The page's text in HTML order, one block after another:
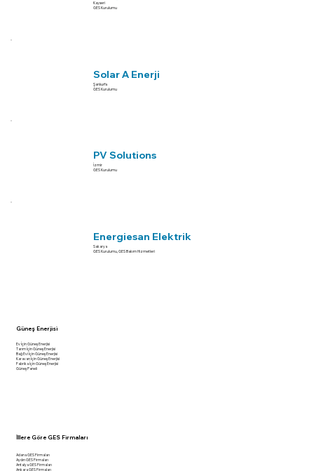
Kayseri
GES Kurulumu
Solar A Enerji
Şanlıurfa
GES Kurulumu
PV Solutions
İzmir
GES Kurulumu
Energiesan Elektrik
Sakarya
GES Kurulumu, GES Bakım Hizmetleri
İllere Göre GES Firmaları
Adana GES Firmaları
Aydın GES Firmaları
Antalya GES Firmaları
Ankara GES Firmaları
Güneş Enerjisi
Ev İçin Güneş Enerjisi
Tarım İçin Güneş Enerjisi
Bağ Evi İçin Güneş Enerjisi
Karavan İçin Güneş Enerjisi
Fabrika İçin Güneş Enerjisi
Güneş Paneli